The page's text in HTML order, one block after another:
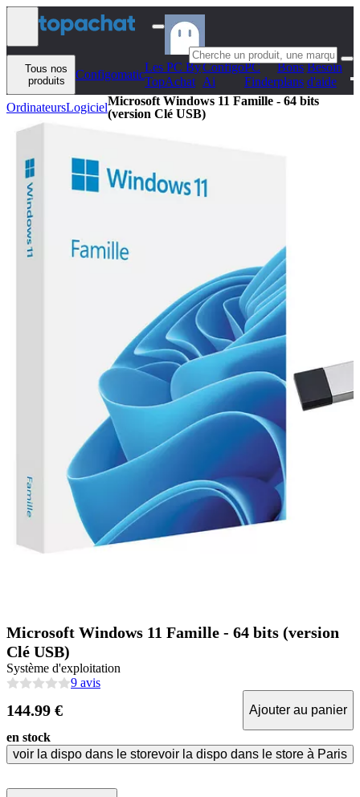
Aller au contenu
Tous nos
produits
Configomatic
Les PC By
TopAchat
Configo
Ai
PC
Finder
Bons
plans
Besoin
d'aide
OrdinateursLogicielMicrosoft Windows 11 Famille - 64 bits
(version Clé USB)
Microsoft Windows 11 Famille - 64 bits (version
Clé USB)
Système d'exploitation
9 avis
144.99 €
Ajouter au panier
en stock
voir la dispo dans le storevoir la dispo dans le store à Paris